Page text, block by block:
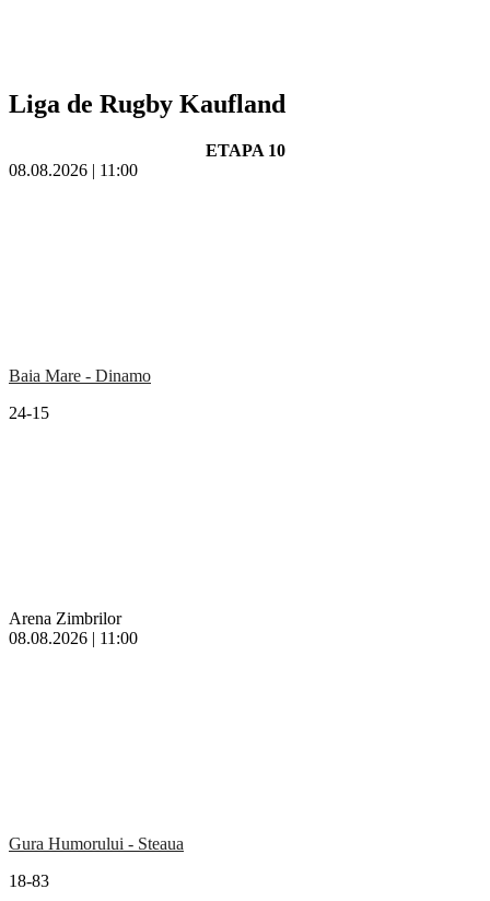
Liga de Rugby Kaufland
ETAPA 10
08.08.2026 | 11:00
Baia Mare - Dinamo
24-15
Arena Zimbrilor
08.08.2026 | 11:00
Gura Humorului - Steaua
18-83